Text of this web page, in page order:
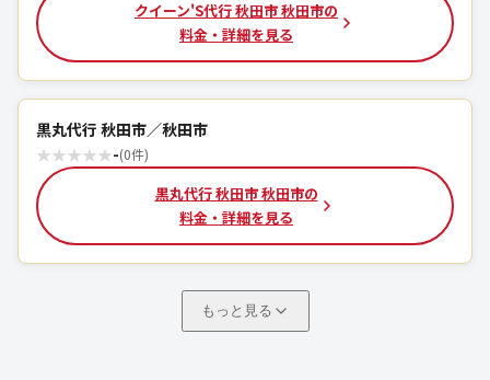
クイーン'S代行 秋田市 秋田市の
料金・詳細を見る
黒丸代行 秋田市／秋田市
★★★★★-(0件)
黒丸代行 秋田市 秋田市の
料金・詳細を見る
もっと見る